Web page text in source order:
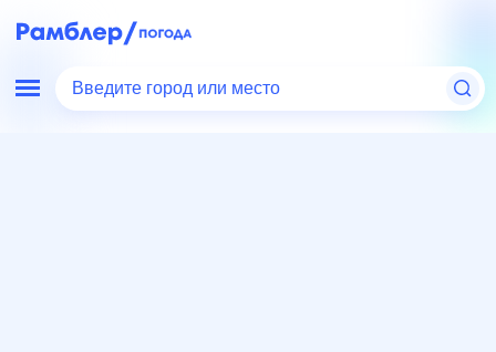
Введите город или место